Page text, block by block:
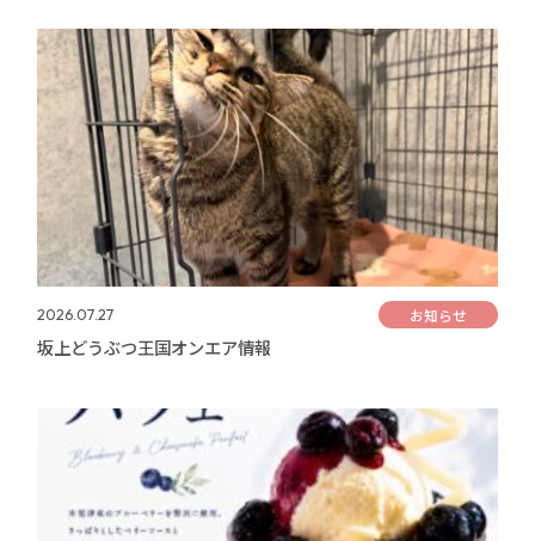
2026.07.27 お知らせ
坂上どうぶつ王国オンエア情報